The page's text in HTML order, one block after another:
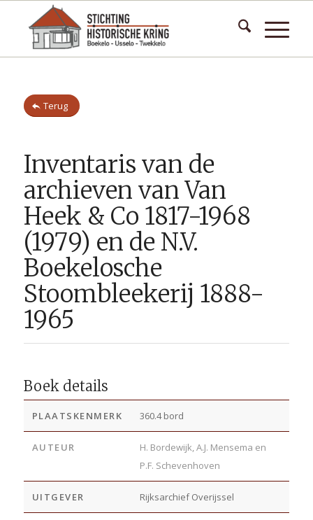
Terug
Inventaris van de
archieven van Van
Heek & Co 1817-1968
(1979) en de N.V.
Boekelosche
Stoombleekerij 1888-
1965
Boek details
PLAATSKENMERK 360.4 bord
AUTEUR
H. Bordewijk, A.J. Mensema en
P.F. Schevenhoven
UITGEVER Rijksarchief Overijssel